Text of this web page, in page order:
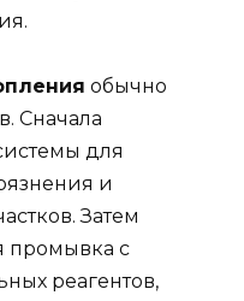
обычно
Сначала
для
и
Затем
промывка с
реагентов,